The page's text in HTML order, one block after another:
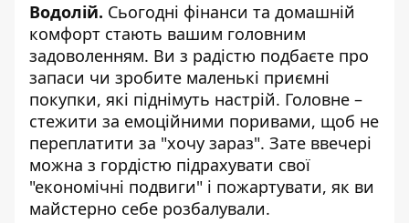
Водолій. Сьогодні фінанси та домашній
комфорт стають вашим головним
задоволенням. Ви з радістю подбаєте про
запаси чи зробите маленькі приємні
покупки, які піднімуть настрій. Головне –
стежити за емоційними поривами, щоб не
переплатити за "хочу зараз". Зате ввечері
можна з гордістю підрахувати свої
"економічні подвиги" і пожартувати, як ви
майстерно себе розбалували.